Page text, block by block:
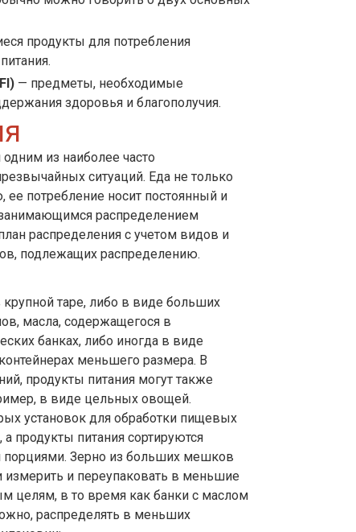
продукты для потребления
— предметы, необходимые
здоровья и благополучия.
из наиболее часто
ситуаций. Еда не только
ее потребление носит постоянный и
занимающимся распределением
распределения с учетом видов и
подлежащих распределению.
крупной таре, либо в виде больших
масла, содержащегося в
банках, либо иногда в виде
меньшего размера. В
продукты питания могут также
в виде цельных овощей.
установок для обработки пищевых
а продукты питания сортируются
Зерно из больших мешков
и переупаковать в меньшие
целям, в то время как банки с маслом
распределять в меньших